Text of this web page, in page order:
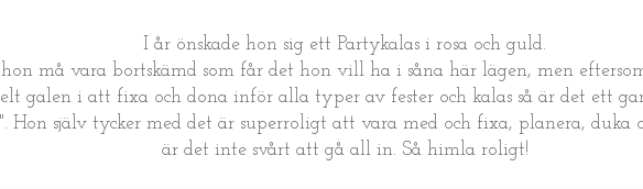
I år önskade hon sig ett Partykalas i rosa och guld.
hon må vara bortskämd som får det hon vill ha i såna här lägen, men
galen i att fixa och dona inför alla typer av fester och kalas så är det ett
Hon själv tycker med det är superroligt att vara med och fixa, planera, duka
är det inte svårt att gå all in. Så himla roligt!